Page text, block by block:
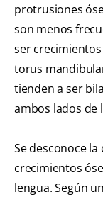
protrusiones
son menos
ser
torus
tienden a ser
ambos lados de
Se desconoce la
crecimientos
lengua. Según